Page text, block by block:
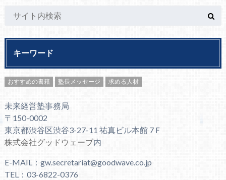
キーワード
おすすめの書籍 塾長メッセージ 求める人材
未来経営塾事務局
〒150-0002
東京都渋谷区渋谷3-27-11 祐真ビル本館 7Ｆ
株式会社グッドウェーブ内
E-MAIL：gw.secretariat@goodwave.co.jp
TEL：03-6822-0376